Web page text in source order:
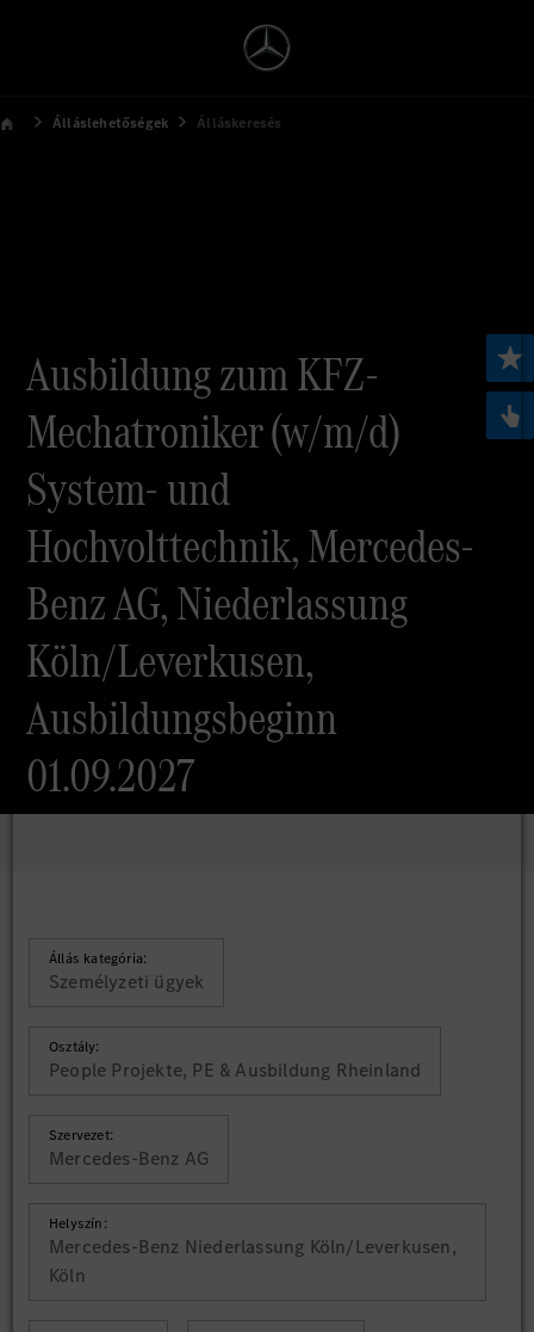
Álláslehetőségek Álláskeresés
Ausbildung zum KFZ-
Mechatroniker (w/m/d)
System- und
Hochvolttechnik, Mercedes-
Benz AG, Niederlassung
Köln/Leverkusen,
Ausbildungsbeginn
01.09.2027
Állás kategória:
Személyzeti ügyek
Osztály:
People Projekte, PE & Ausbildung Rheinland
Szervezet:
Mercedes-Benz AG
Helyszín:
Mercedes-Benz Niederlassung Köln/Leverkusen,
Köln